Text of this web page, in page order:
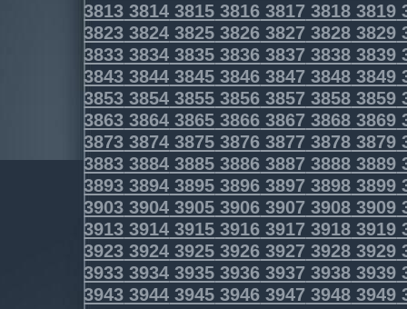
3813 3814 3815 3816 3817 3818 3819
3823 3824 3825 3826 3827 3828 3829
3833 3834 3835 3836 3837 3838 3839
3843 3844 3845 3846 3847 3848 3849
3853 3854 3855 3856 3857 3858 3859
3863 3864 3865 3866 3867 3868 3869
3873 3874 3875 3876 3877 3878 3879
3883 3884 3885 3886 3887 3888 3889
3893 3894 3895 3896 3897 3898 3899
3903 3904 3905 3906 3907 3908 3909
3913 3914 3915 3916 3917 3918 3919
3923 3924 3925 3926 3927 3928 3929
3933 3934 3935 3936 3937 3938 3939
3943 3944 3945 3946 3947 3948 3949